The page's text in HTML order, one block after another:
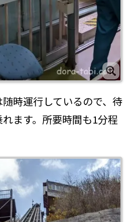
時運行しているので、待
ます。所要時間も1分程